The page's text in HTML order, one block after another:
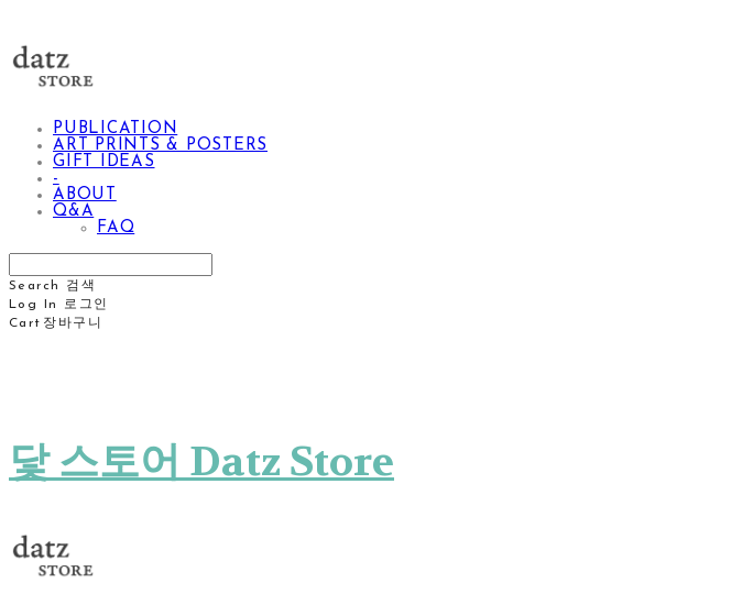
PUBLICATION
ART PRINTS & POSTERS
GIFT IDEAS
-
ABOUT
Q&A
FAQ
Search
검색
Log In
로그인
Cart 장바구니
닻 스토어 Datz Store